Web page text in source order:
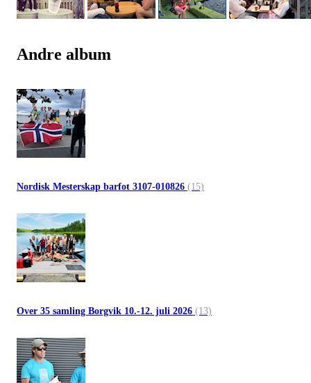
Andre album
Nordisk Mesterskap barfot 3107-010826 (15)
Over 35 samling Borgvik 10.-12. juli 2026 (13)